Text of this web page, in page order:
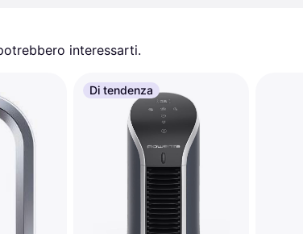
interessarti.
Di tendenza